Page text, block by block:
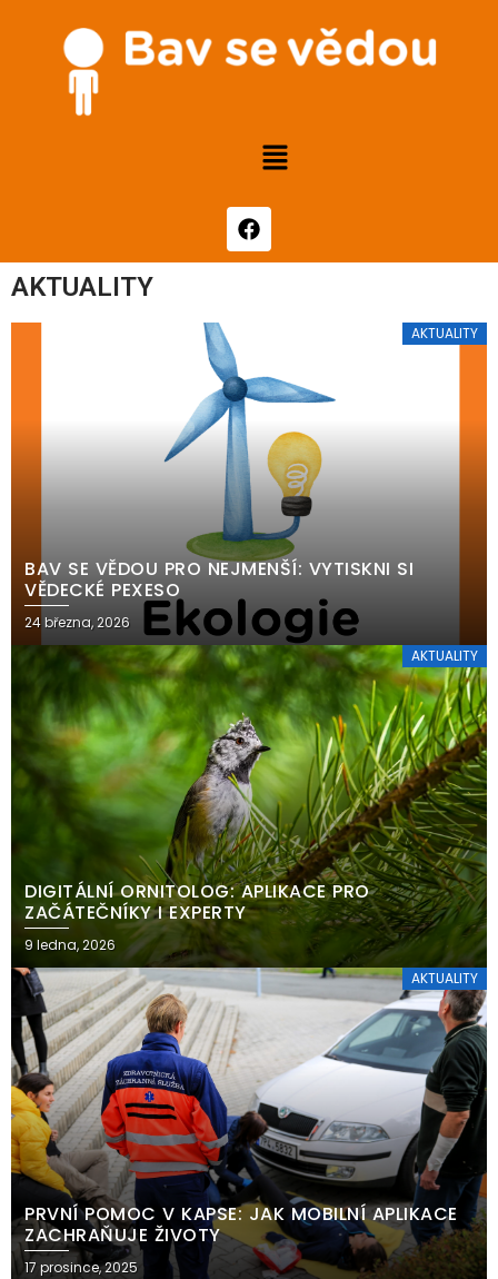
AKTUALITY
AKTUALITY
BAV SE VĚDOU PRO NEJMENŠÍ: VYTISKNI SI
VĚDECKÉ PEXESO
24 března, 2026
AKTUALITY
DIGITÁLNÍ ORNITOLOG: APLIKACE PRO
ZAČÁTEČNÍKY I EXPERTY
9 ledna, 2026
AKTUALITY
PRVNÍ POMOC V KAPSE: JAK MOBILNÍ APLIKACE
ZACHRAŇUJE ŽIVOTY
17 prosince, 2025